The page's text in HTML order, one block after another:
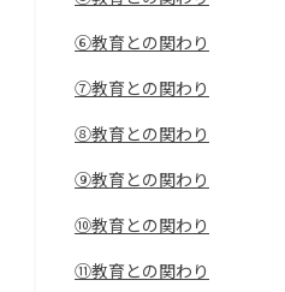
⑥教育との関わり
⑦教育との関わり
⑧教育との関わり
⑨教育との関わり
⑩教育との関わり
⑪教育との関わり